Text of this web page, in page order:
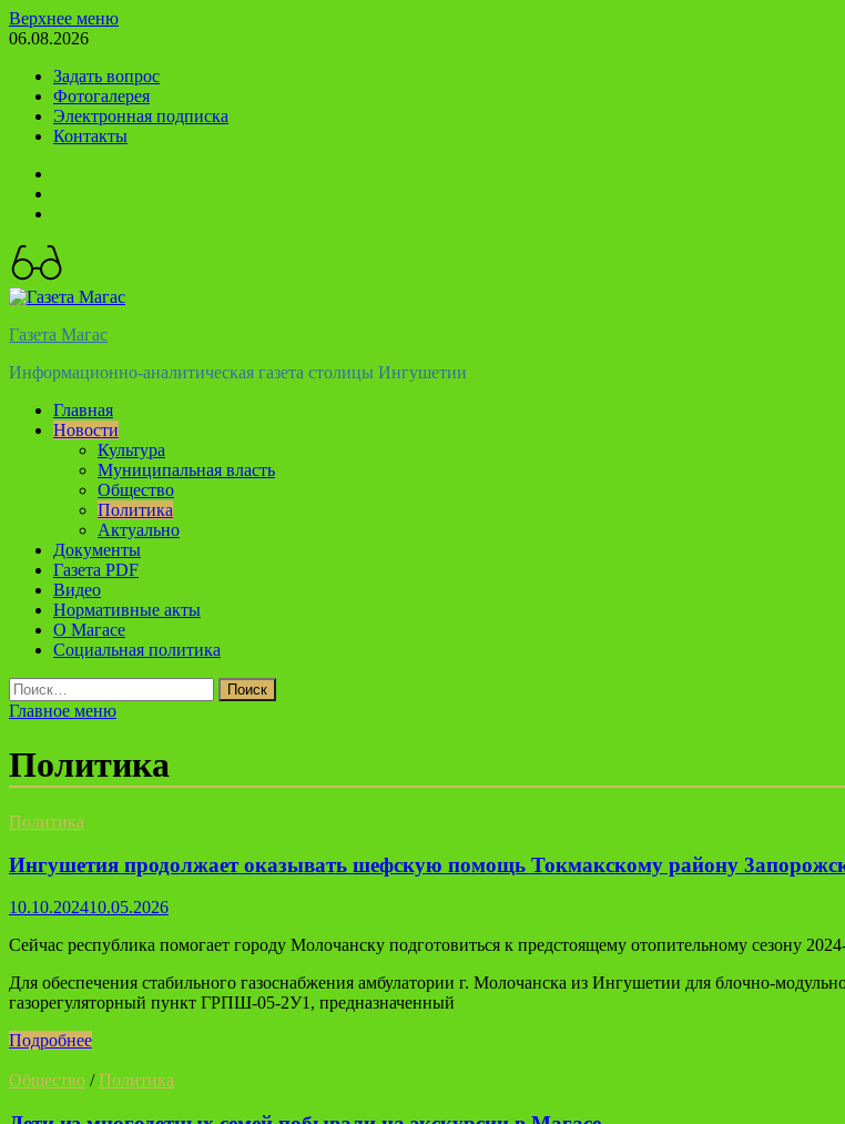
Перейти
к
Верхнее меню
06.08.2026
Задать вопрос
Фотогалерея
Электронная подписка
Контакты
Газета Магас
Информационно-аналитическая газета столицы Ингушетии
Главная
Новости
Культура
Муниципальная власть
Общество
Политика
Актуально
Документы
Газета PDF
Видео
Нормативные акты
О Магасе
Социальная политика
Найти:
Главное меню
Политика
Политика
Ингушетия продолжает оказывать шефскую помощь Токмакскому району
10.10.202410.05.2026
Сейчас республика помогает городу Молочанску подготовиться к предстоящему отопительному сезону
Для обеспечения стабильного газоснабжения амбулатории г. Молочанска из Ингушетии для блочно-
газорегуляторный пункт ГРПШ-05-2У1, предназначенный
Подробнее
Общество /Политика